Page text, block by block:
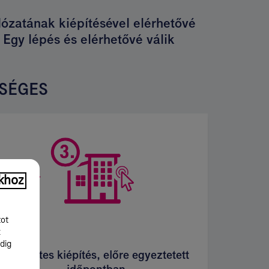
kiépítésével elérhetővé
lépés és elérhetővé válik
Díjmentes kiépítés, előre egyeztetett